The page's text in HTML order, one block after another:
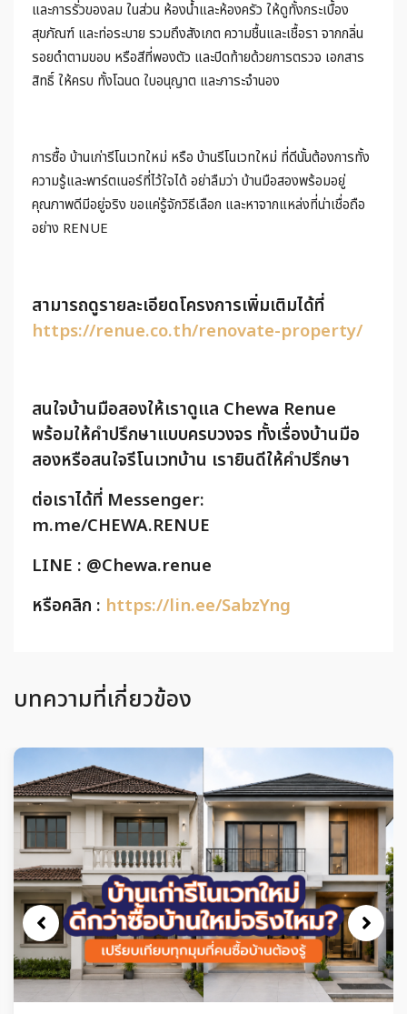
และการรั่วของลม ในส่วน ห้องน้ำและห้องครัว ให้ดูทั้งกระเบื้อง
สุขภัณฑ์ และท่อระบาย รวมถึงสังเกต ความชื้นและเชื้อรา จากกลิ่น
รอยดำตามขอบ หรือสีที่พองตัว และปิดท้ายด้วยการตรวจ เอกสาร
สิทธิ์ ให้ครบ ทั้งโฉนด ใบอนุญาต และภาระจำนอง
การซื้อ บ้านเก่ารีโนเวทใหม่ หรือ บ้านรีโนเวทใหม่ ที่ดีนั้นต้องการทั้ง
ความรู้และพาร์ตเนอร์ที่ไว้ใจได้ อย่าลืมว่า บ้านมือสองพร้อมอยู่
คุณภาพดีมีอยู่จริง ขอแค่รู้จักวิธีเลือก และหาจากแหล่งที่น่าเชื่อถือ
อย่าง RENUE
สามารถดูรายละเอียดโครงการเพิ่มเติมได้ที่
https://renue.co.th/renovate-property/
สนใจบ้านมือสองให้เราดูแล Chewa Renue
พร้อมให้คำปรึกษาแบบครบวงจร ทั้งเรื่องบ้านมือ
สองหรือสนใจรีโนเวทบ้าน เรายินดีให้คำปรึกษา
ต่อเราได้ที่ Messenger:
m.me/CHEWA.RENUE
LINE : @Chewa.renue
หรือคลิก : https://lin.ee/SabzYng
บทความที่เกี่ยวข้อง